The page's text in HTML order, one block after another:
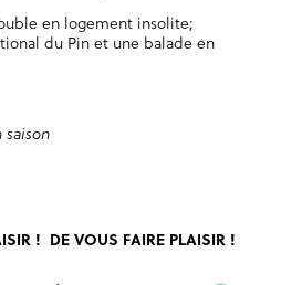
en logement insolite;
du Pin et une balade en
! DE VOUS FAIRE PLAISIR !